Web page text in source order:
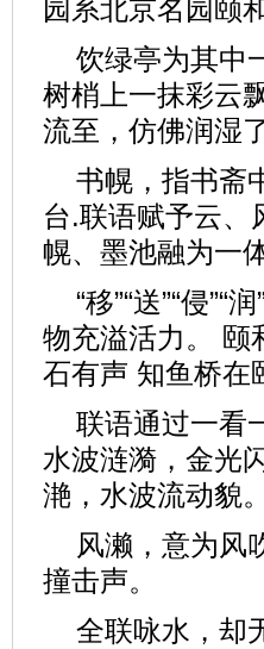
园系北京名园颐
饮绿亭为其中
树梢上一抹彩云
流至，仿佛润湿
书幌，指书斋
台.联语赋予云、
幌、墨池融为一
“移”“送”“侵
物充溢活力。 颐
石有声 知鱼桥在
联语通过一看
水波涟漪，金光
滟，水波流动貌。
风濑，意为风
撞击声。
全联咏水，却